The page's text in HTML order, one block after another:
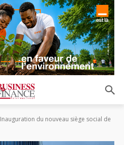
Inauguration du nouveau siège social de